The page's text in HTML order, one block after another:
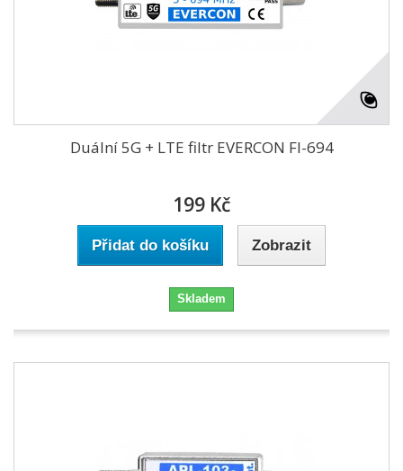
Duální 5G + LTE filtr EVERCON FI-694
199 Kč
Přidat do košíku Zobrazit
Skladem